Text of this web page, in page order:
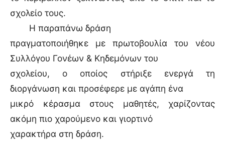
σχολείο τους.
Η παραπάνω δράση
πραγματοποιήθηκε με πρωτοβουλία του νέου
Συλλόγου Γονέων & Κηδεμόνων του
σχολείου, ο οποίος στήριξε ενεργά τη
διοργάνωση και προσέφερε με αγάπη ένα
μικρό κέρασμα στους μαθητές, χαρίζοντας
ακόμη πιο χαρούμενο και γιορτινό
χαρακτήρα στη δράση.